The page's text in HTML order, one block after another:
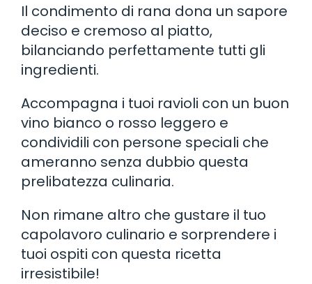
Il condimento di rana dona un sapore
deciso e cremoso al piatto,
bilanciando perfettamente tutti gli
ingredienti.
Accompagna i tuoi ravioli con un buon
vino bianco o rosso leggero e
condividili con persone speciali che
ameranno senza dubbio questa
prelibatezza culinaria.
Non rimane altro che gustare il tuo
capolavoro culinario e sorprendere i
tuoi ospiti con questa ricetta
irresistibile!